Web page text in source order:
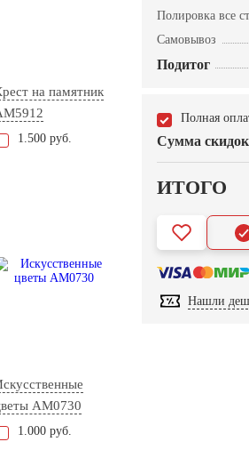
на памятник
1.500 руб.
AM0730
1.000 руб.
Полировка все
Самовывоз
Подитог
Полная
Сумма скидок
ИТОГО
Нашли